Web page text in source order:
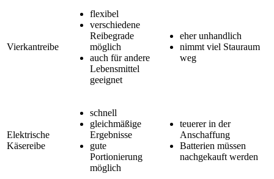
Vierkantreibe
flexibel
verschiedene
Reibegrade
möglich
auch für andere
Lebensmittel
geeignet
eher unhandlich
nimmt viel Stauraum
weg
Elektrische
Käsereibe
schnell
gleichmäßige
Ergebnisse
gute
Portionierung
möglich
teuerer in der
Anschaffung
Batterien müssen
nachgekauft werden